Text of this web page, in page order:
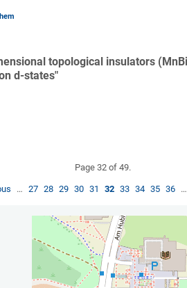
topological insulators
d-states"
Page 32 of 49.
… 27 28 29 30 31 32 33 34 35 36 …